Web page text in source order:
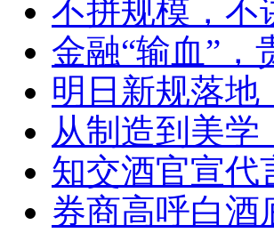
不拼规模，不
金融“输血”，
明日新规落地
从制造到美
知交酒官宣代
券商高呼白酒